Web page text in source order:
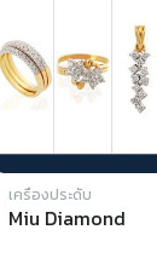
เครื่องประดับ
Miu Diamond